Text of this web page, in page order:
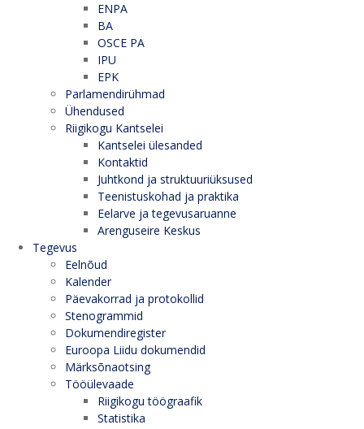
ENPA
BA
OSCE PA
IPU
EPK
Parlamendirühmad
Ühendused
Riigikogu Kantselei
Kantselei ülesanded
Kontaktid
Juhtkond ja struktuuriüksused
Teenistuskohad ja praktika
Eelarve ja tegevusaruanne
Arenguseire Keskus
Tegevus
Eelnõud
Kalender
Päevakorrad ja protokollid
Stenogrammid
Dokumendiregister
Euroopa Liidu dokumendid
Märksõnaotsing
Tööülevaade
Riigikogu töögraafik
Statistika